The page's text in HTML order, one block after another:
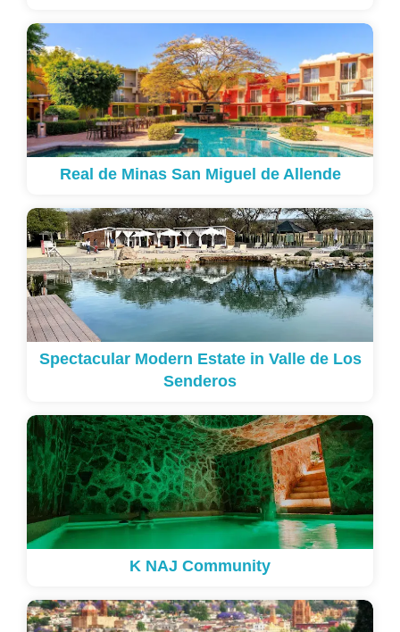
Real de Minas San Miguel de Allende
Spectacular Modern Estate in Valle de Los
Senderos
K NAJ Community